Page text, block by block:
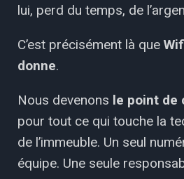
lui, perd du temps, de
C’est précisément là que
donne.
Nous devenons le point de
pour tout ce qui touche la
de l’immeuble. Un seul
équipe. Une seule